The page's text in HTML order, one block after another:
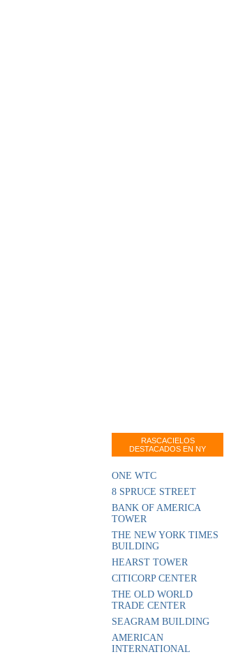
RASCACIELOS
DESTACADOS EN NY
ONE WTC
8 SPRUCE STREET
BANK OF AMERICA
TOWER
THE NEW YORK TIMES
BUILDING
HEARST TOWER
CITICORP CENTER
THE OLD WORLD
TRADE CENTER
SEAGRAM BUILDING
AMERICAN
INTERNATIONAL